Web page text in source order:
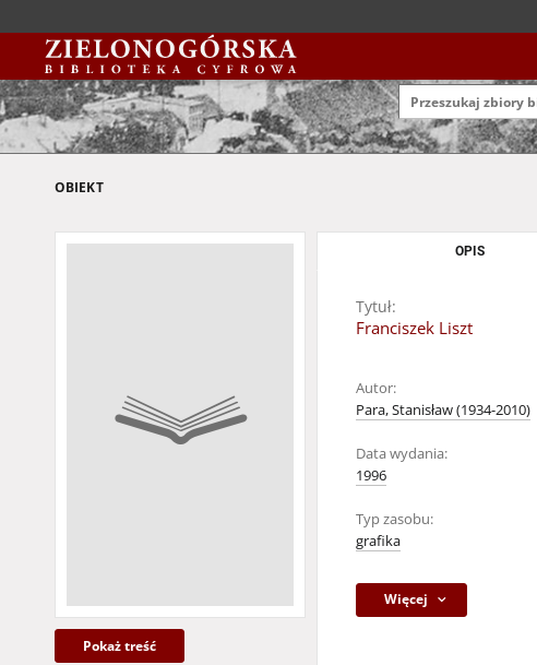
OBIEKT
Pokaż treść
OPIS
Tytuł:
Franciszek Liszt
Autor:
Para, Stanisław (1934-2010)
Data wydania:
1996
Typ zasobu:
grafika
Więcej